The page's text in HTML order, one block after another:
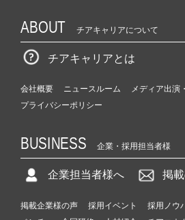
ABOUT チアキャリアについて
チアキャリアとは
会社概要 ニュースルーム
メディア出演
プライバシーポリシー
BUSINESS 企業・採用担当者様
企業担当者様へ 掲
掲載企業様の声 採用イベント 採用ノウ